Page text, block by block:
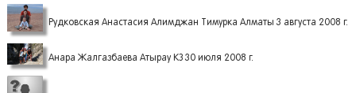
Рудковская Анастасия Алимджан Тимурка Алматы 3 августа 2008 г.
Анара Жалгазбаева Атырау КЗ 30 июля 2008 г.